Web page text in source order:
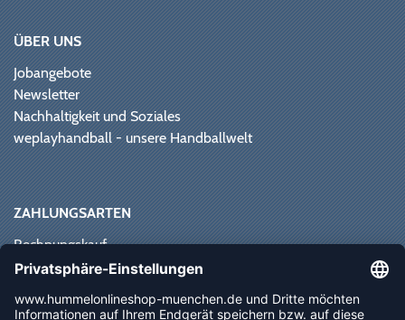
ÜBER UNS
Jobangebote
Newsletter
Nachhaltigkeit und Soziales
weplayhandball - unsere Handballwelt
ZAHLUNGSARTEN
Rechnungskauf
Paypal
Vorkasse